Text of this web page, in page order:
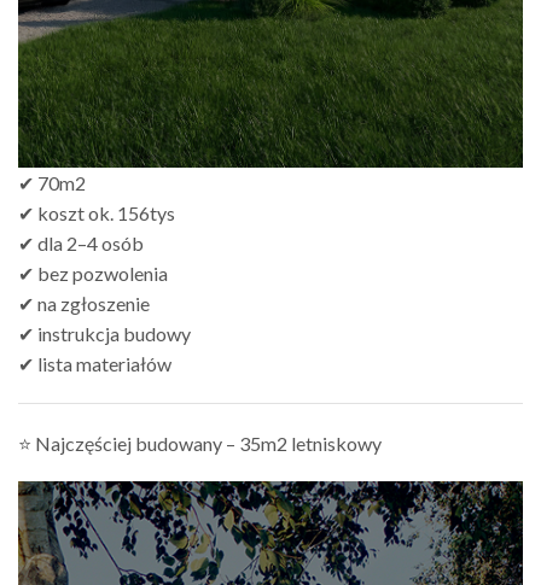
✔ 70m2
✔ koszt ok. 156tys
✔ dla 2–4 osób
✔ bez pozwolenia
✔ na zgłoszenie
✔ instrukcja budowy
✔ lista materiałów
⭐ Najczęściej budowany – 35m2 letniskowy